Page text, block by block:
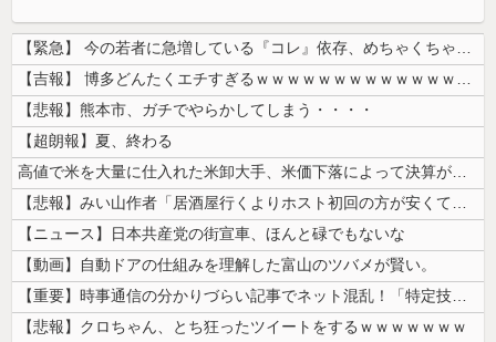
【緊急】 今の若者に急増している『コレ』依存、めちゃくちゃ深刻な模様w...
【吉報】 博多どんたくエチすぎるｗｗｗｗｗｗｗｗｗｗｗｗｗｗｗ
【悲報】熊本市、ガチでやらかしてしまう・・・・
【超朗報】夏、終わる
高値で米を大量に仕入れた米卸大手、米価下落によって決算が凄まじいことに...
【悲報】みい山作者「居酒屋行くよりホスト初回の方が安くてチヤホヤされる...
【ニュース】日本共産党の街宣車、ほんと碌でもないな
【動画】自動ドアの仕組みを理解した富山のツバメが賢い。
【重要】時事通信の分かりづらい記事でネット混乱！「特定技能2号に5年枠...
【悲報】クロちゃん、とち狂ったツイートをするｗｗｗｗｗｗｗ